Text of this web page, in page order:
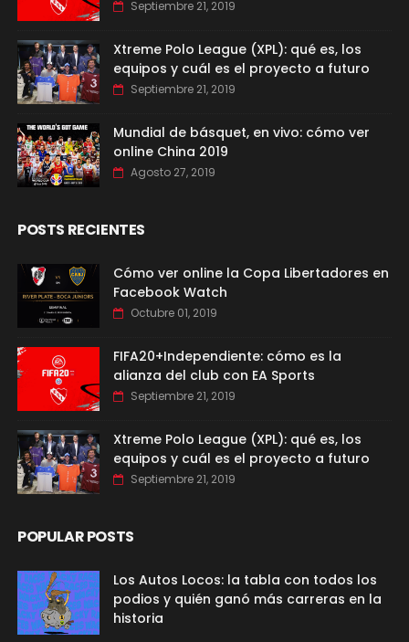
Septiembre 21, 2019
Xtreme Polo League (XPL): qué es, los
equipos y cuál es el proyecto a futuro
Septiembre 21, 2019
Mundial de básquet, en vivo: cómo ver
online China 2019
Agosto 27, 2019
POSTS RECIENTES
Cómo ver online la Copa Libertadores en
Facebook Watch
Octubre 01, 2019
FIFA20+Independiente: cómo es la
alianza del club con EA Sports
Septiembre 21, 2019
Xtreme Polo League (XPL): qué es, los
equipos y cuál es el proyecto a futuro
Septiembre 21, 2019
POPULAR POSTS
Los Autos Locos: la tabla con todos los
podios y quién ganó más carreras en la
historia